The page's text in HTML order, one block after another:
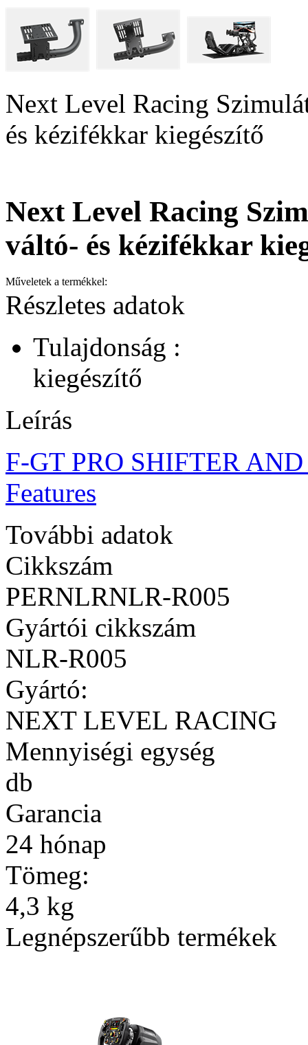
Next Level Racing
és kézifékkar kiegészítő
Next Level Racing
váltó- és kézifékkar
Műveletek a termékkel:
Részletes adatok
Tulajdonság :
kiegészítő
Leírás
F-GT PRO SHIFTER
Features
További adatok
Cikkszám
PERNLRNLR-R005
Gyártói cikkszám
NLR-R005
Gyártó:
NEXT LEVEL RACING
Mennyiségi egység
db
Garancia
24 hónap
Tömeg:
4,3 kg
Legnépszerűbb termékek